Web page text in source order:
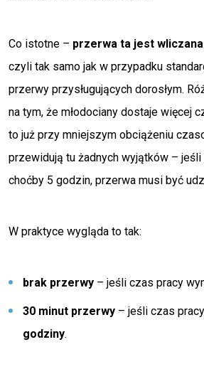
Co istotne – przerwa ta jest
czyli tak samo jak w przypadku
przerwy przysługujących dorosłym.
na tym, że młodociany dostaje więcej
to już przy mniejszym obciążeniu
przewidują tu żadnych wyjątków – jeśli
choćby 5 godzin, przerwa musi być
W praktyce wygląda to tak:
brak przerwy – jeśli czas pracy
30 minut przerwy – jeśli czas
godziny.